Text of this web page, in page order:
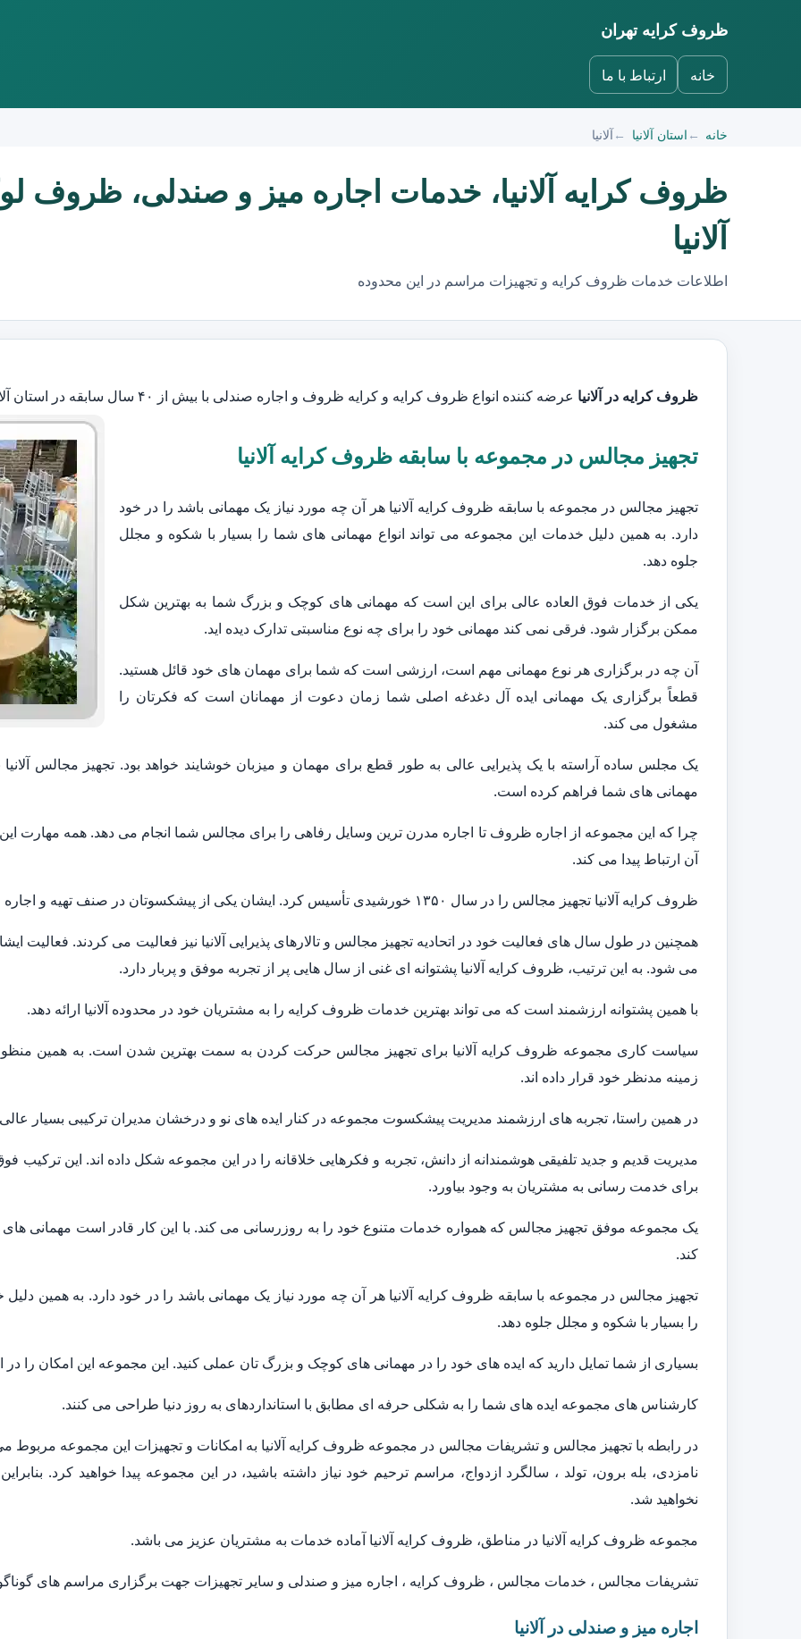
ظروف کرایه تهران
خانه ارتباط با ما
خانه استان آلانیا آلانیا
ظروف کرایه آلانیا، خدمات اجاره میز و صندلی، ظروف
آلانیا
اطلاعات خدمات ظروف کرایه و تجهیزات مراسم در این محدوده
ظروف کرایه در آلانیا عرضه کننده انواع ظروف کرایه و کرایه ظروف و اجاره صندلی با بیش از ۴۰ سال سابقه در استان آلانیا می باشد.
تجهیز مجالس در مجموعه با سابقه ظروف کرایه آلانیا
تجهیز مجالس در مجموعه با سابقه ظروف کرایه آلانیا هر آن چه مورد نیاز یک مهمانی باشد را در خود
دارد. به همین دلیل خدمات این مجموعه می تواند انواع مهمانی های شما را بسیار با شکوه و مجلل
جلوه دهد.
یکی از خدمات فوق العاده عالی برای این است که مهمانی های کوچک و بزرگ شما به بهترین شکل
ممکن برگزار شود. فرقی نمی کند مهمانی خود را برای چه نوع مناسبتی تدارک دیده اید.
آن چه در برگزاری هر نوع مهمانی مهم است، ارزشی است که شما برای مهمان های خود قائل هستید.
قطعاً برگزاری یک مهمانی ایده آل دغدغه اصلی شما زمان دعوت از مهمانان است که فکرتان را
مشغول می کند.
یک مجلس ساده آراسته با یک پذیرایی عالی به طور قطع برای مهمان و میزبان خوشایند خواهد بود. تجهیز مجالس
مهمانی های شما فراهم کرده است.
چرا که این مجموعه از اجاره ظروف تا اجاره مدرن ترین وسایل رفاهی را برای مجالس شما انجام می دهد. همه مهارت
آن ارتباط پیدا می کند.
ظروف کرایه آلانیا تجهیز مجالس را در سال ۱۳۵۰ خورشیدی تأسیس کرد. ایشان یکی از پیشکسوتان در صنف تهیه و اجاره ظروف کرایه و تجهیز مجالس آلانیا به شمار می آیند.
می شود. به این ترتیب، ظروف کرایه آلانیا پشتوانه ای غنی از سال هایی پر از تجربه موفق و پربار دارد.
با همین پشتوانه ارزشمند است که می تواند بهترین خدمات ظروف کرایه را به مشتریان خود در محدوده آلانیا ارائه دهد.
سیاست کاری مجموعه ظروف کرایه آلانیا برای تجهیز مجالس حرکت کردن به سمت بهترین شدن است. به همین
زمینه مدنظر خود قرار داده اند.
در همین راستا، تجربه های ارزشمند مدیریت پیشکسوت مجموعه در کنار ایده های نو و درخشان مدیران ترکیبی بسیار
مدیریت قدیم و جدید تلفیقی هوشمندانه از دانش، تجربه و فکرهایی خلاقانه را در این مجموعه شکل داده اند. این
برای خدمت رسانی به مشتریان به وجود بیاورد.
یک مجموعه موفق تجهیز مجالس که همواره خدمات متنوع خود را به روزرسانی می کند. با این کار قادر است مهمانی
کند.
تجهیز مجالس در مجموعه با سابقه ظروف کرایه آلانیا هر آن چه مورد نیاز یک مهمانی باشد را در خود دارد. به همین
را بسیار با شکوه و مجلل جلوه دهد.
بسیاری از شما تمایل دارید که ایده های خود را در مهمانی های کوچک و بزرگ تان عملی کنید. این مجموعه این امکان را
کارشناس های مجموعه ایده های شما را به شکلی حرفه ای مطابق با استانداردهای به روز دنیا طراحی می کنند.
در رابطه با تجهیز مجالس و تشریفات مجالس در مجموعه ظروف کرایه آلانیا به امکانات و تجهیزات این مجموعه
نامزدی، بله برون، تولد ، سالگرد ازدواج، مراسم ترحیم خود نیاز داشته باشید، در این مجموعه پیدا خواهید کرد.
نخواهید شد.
مجموعه ظروف کرایه آلانیا در مناطق، ظروف کرایه آلانیا آماده خدمات به مشتریان عزیز می باشد.
تشریفات مجالس ، خدمات مجالس ، ظروف کرایه ، اجاره میز و صندلی و سایر تجهیزات جهت برگزاری مراسم های
اجاره میز و صندلی در آلانیا